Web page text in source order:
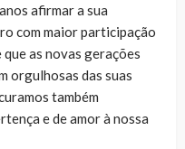
afirmar a sua
com maior participação
as novas gerações
orgulhosas das suas
também
e de amor à nossa